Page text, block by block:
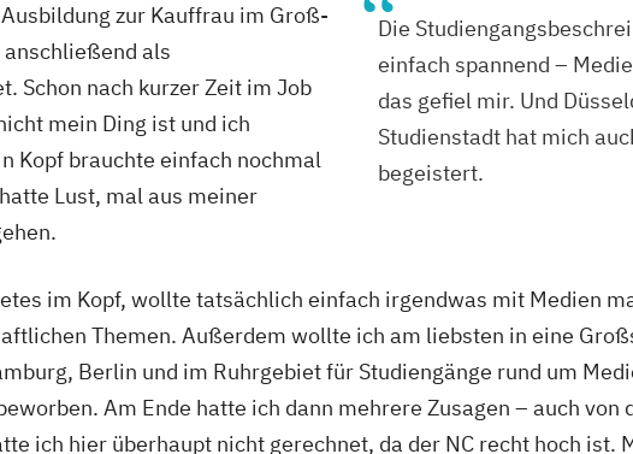
Die
einfach spannend –
das gefiel mir. Und
Studienstadt hat mich
begeistert.
zur Kauffrau im Groß-
als
Schon nach kurzer Zeit im Job
mein Ding ist und ich
Kopf brauchte einfach nochmal
Lust, mal aus meiner
im Kopf, wollte tatsächlich einfach irgendwas mit Medien
Themen. Außerdem wollte ich am liebsten in eine
Berlin und im Ruhrgebiet für Studiengänge rund um
Am Ende hatte ich dann mehrere Zusagen – auch von
ich hier überhaupt nicht gerechnet, da der NC recht hoch ist.